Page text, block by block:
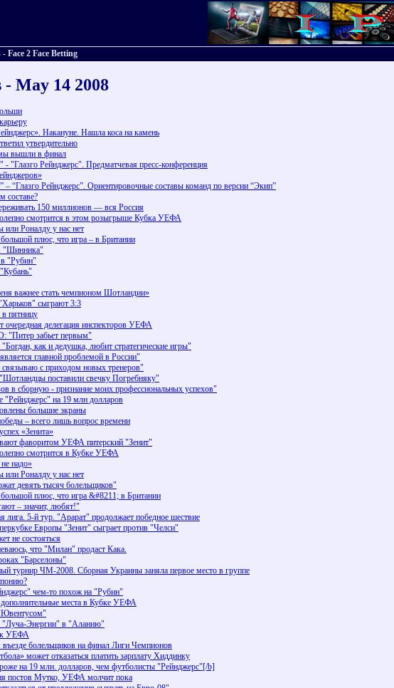
Face 2 Face Betting
May 14 2008
Накануне. Нашла коса на камень
утвердительно
вышли в финал
Рейнджерс". Предматчевая пресс-конференция
“Глазго Рейнджерс”. Ориентировочные составы команд по версии “Экип”
составе?
150 миллионов — вся Россия
смотрится в этом розыгрыше Кубка УЕФА
Роналду у нас нет
плюс, что игра – в Британии
"Шинника"
в "Рубин"
важнее стать чемпионом Шотландии»
сыграют 3:3
в пятницу
очередная делегация инспекторов УЕФА
забьет первым"
как и дедушка, любит стратегические игры"
главной проблемой в России"
с приходом новых тренеров"
поставили свечку Погребняку"
сборную - признание моих профессиональных успехов"
"Рейнджерс" на 19 млн долларов
большие экраны
– всего лишь вопрос времени
«Зенита»
фаворитом УЕФА питерский "Зенит"
смотрится в Кубке УЕФА
надо»
Роналду у нас нет
девять тысяч болельщиков"
плюс, что игра &#8211; в Британии
– значит, любят!"
5-й тур. "Арарат" продолжает победное шествие
Европы "Зенит" сыграет против "Челси"
не состояться
что "Милан" продаст Кака.
"Барселоны"
турнир ЧМ-2008. Сборная Украины заняла первое место в группе
чем-то похож на "Рубин"
места в Кубке УЕФА
"Луча-Энергии" в "Аланию"
УЕФА
въезде болельщиков на финал Лиги Чемпионов
может отказаться платить зарплату Хиддинку
на 19 млн. долларов, чем футболисты "Рейнджерс"[/b]
постов Мутко, УЕФА молчит пока